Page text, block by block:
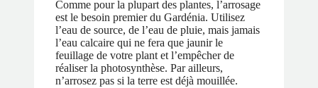
Comme pour la plupart des plantes, l’arrosage
est le besoin premier du Gardénia. Utilisez
l’eau de source, de l’eau de pluie, mais jamais
l’eau calcaire qui ne fera que jaunir le
feuillage de votre plant et l’empêcher de
réaliser la photosynthèse. Par ailleurs,
n’arrosez pas si la terre est déjà mouillée.